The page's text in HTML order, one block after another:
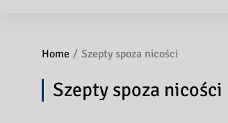
Home Szepty spoza nicości
Szepty spoza nicości